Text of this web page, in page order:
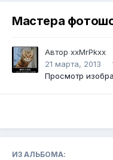
Мастера
Автор xxMrPkxx
21 марта, 2013
Просмотр
ИЗ АЛЬБОМА: